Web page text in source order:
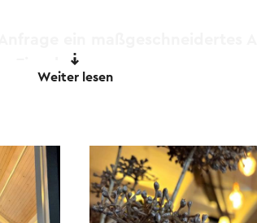
Einzelnen.
Weiter lesen